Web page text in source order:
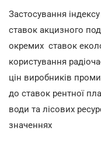
Застосування
ставок акцизного
окремих ставок
користування
цін виробників
до ставок рентної
води та лісових
значеннях